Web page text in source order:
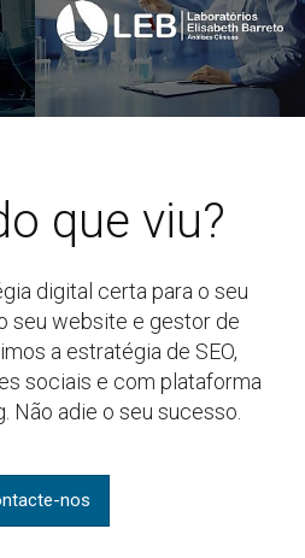
que viu?
digital certa para o seu
seu website e gestor de
a estratégia de SEO,
sociais e com plataforma
Não adie o seu sucesso.
nos